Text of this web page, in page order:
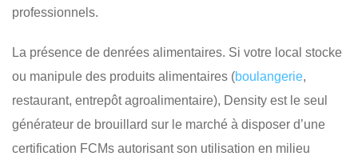
professionnels.
La présence de denrées alimentaires. Si votre local stocke
ou manipule des produits alimentaires (boulangerie,
restaurant, entrepôt agroalimentaire), Density est le seul
générateur de brouillard sur le marché à disposer d’une
certification FCMs autorisant son utilisation en milieu